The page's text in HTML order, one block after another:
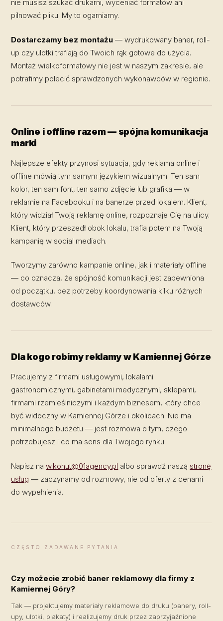
nie musisz szukać drukarni, wyceniać formatów ani
pilnować pliku. My to ogarniamy.
Dostarczamy bez montażu — wydrukowany baner, roll-
up czy ulotki trafiają do Twoich rąk gotowe do użycia.
Montaż wielkoformatowy nie jest w naszym zakresie, ale
potrafimy polecić sprawdzonych wykonawców w regionie.
Online i offline razem — spójna komunikacja
marki
Najlepsze efekty przynosi sytuacja, gdy reklama online i
offline mówią tym samym językiem wizualnym. Ten sam
kolor, ten sam font, ten samo zdjęcie lub grafika — w
reklamie na Facebooku i na banerze przed lokalem. Klient,
który widział Twoją reklamę online, rozpoznaje Cię na ulicy.
Klient, który przeszedł obok lokalu, trafia potem na Twoją
kampanię w social mediach.
Tworzymy zarówno kampanie online, jak i materiały offline
— co oznacza, że spójność komunikacji jest zapewniona
od początku, bez potrzeby koordynowania kilku różnych
dostawców.
Dla kogo robimy reklamy w Kamiennej Górze
Pracujemy z firmami usługowymi, lokalami
gastronomicznymi, gabinetami medycznymi, sklepami,
firmami rzemieślniczymi i każdym biznesem, który chce
być widoczny w Kamiennej Górze i okolicach. Nie ma
minimalnego budżetu — jest rozmowa o tym, czego
potrzebujesz i co ma sens dla Twojego rynku.
Napisz naw.kohut@01agency.pl albo sprawdź naszą stronę
usług — zaczynamy od rozmowy, nie od oferty z cenami
do wypełnienia.
CZĘSTO ZADAWANE PYTANIA
Czy możecie zrobić baner reklamowy dla firmy z
Kamiennej Góry?
Tak — projektujemy materiały reklamowe do druku (banery, roll-
upy, ulotki, plakaty) i realizujemy druk przez zaprzyjaźnione